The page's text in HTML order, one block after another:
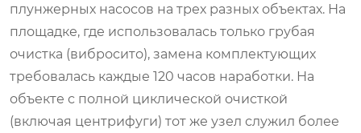
плунжерных насосов на трех разных объектах. На
площадке, где использовалась только грубая
очистка (вибросито), замена комплектующих
требовалась каждые 120 часов наработки. На
объекте с полной циклической очисткой
(включая центрифуги) тот же узел служил более